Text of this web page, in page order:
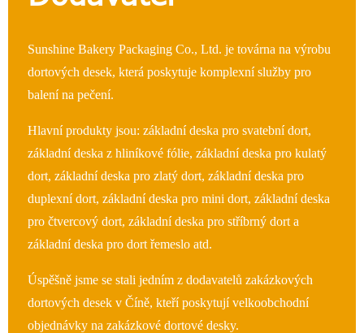
Sunshine Bakery Packaging Co., Ltd. je továrna na výrobu
dortových desek, která poskytuje komplexní služby pro
balení na pečení.
Hlavní produkty jsou: základní deska pro svatební dort,
základní deska z hliníkové fólie, základní deska pro kulatý
dort, základní deska pro zlatý dort, základní deska pro
duplexní dort, základní deska pro mini dort, základní deska
pro čtvercový dort, základní deska pro stříbrný dort a
základní deska pro dort řemeslo atd.
Úspěšně jsme se stali jedním z dodavatelů zakázkových
dortových desek v Číně, kteří poskytují velkoobchodní
objednávky na zakázkové dortové desky.